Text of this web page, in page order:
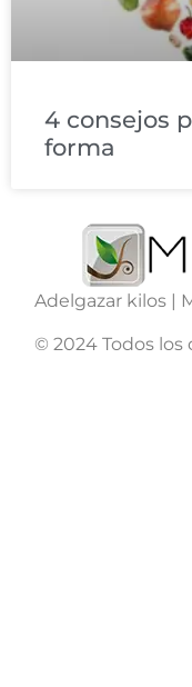
4 consejos
forma
Adelgazar kilos |
© 2024 Todos los